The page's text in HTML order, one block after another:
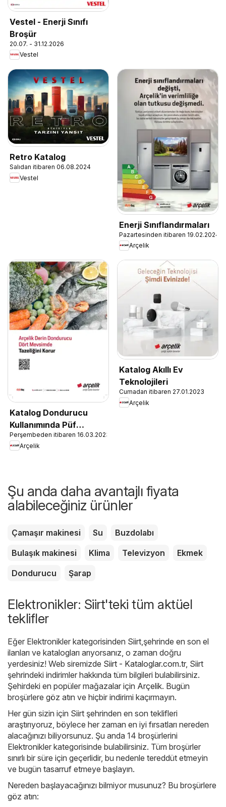
Vestel - Enerji Sınıfı
Broşür
20.07. - 31.12.2026
Vestel
Retro Katalog
Salıdan itibaren 06.08.2024
Vestel
Enerji Sınıflandırmaları
Pazartesinden itibaren 19.02.2024
Arçelik
Katalog Dondurucu
Kullanımında Püf
Noktaları
Perşembeden itibaren 16.03.2023
Arçelik
Katalog Akıllı Ev
Teknolojileri
Cumadan itibaren 27.01.2023
Arçelik
Şu anda daha avantajlı fiyata
alabileceğiniz ürünler
Çamaşır makinesi Su
Buzdolabı
Bulaşık makinesi
Klima Televizyon
Ekmek
Dondurucu
Şarap
Elektronikler: Siirt'teki tüm aktüel
teklifler
Eğer Elektronikler kategorisinden Siirt,şehrinde en son el
ilanları ve katalogları arıyorsanız, o zaman doğru
yerdesiniz! Web siremizde Siirt - Kataloglar.com.tr, Siirt
şehrindeki indirimler hakkında tüm bilgileri bulabilirsiniz.
Şehirdeki en popüler mağazalar için Arçelik. Bugün
broşürlere göz atın ve hiçbir indirimi kaçırmayın.
Her gün sizin için Siirt şehrinden en son teklifleri
araştırıyoruz, böylece her zaman en iyi fırsatları nereden
alacağınızı biliyorsunuz. Şu anda 14 broşürlerini
Elektronikler kategorisinde bulabilirsiniz. Tüm broşürler
sınırlı bir süre için geçerlidir, bu nedenle tereddüt etmeyin
ve bugün tasarruf etmeye başlayın.
Nereden başlayacağınızı bilmiyor musunuz? Bu broşürlere
göz atın: